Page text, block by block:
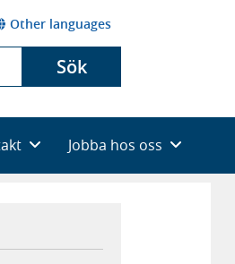
Other languages
Sök
Jobba hos oss